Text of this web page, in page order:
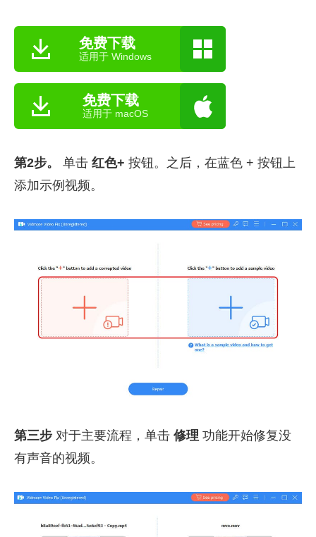
免费下载
适用于 Windows
免费下载
适用于 macOS
第2步。 单击 红色+ 按钮。之后，在蓝色 + 按钮上
添加示例视频。
第三步 对于主要流程，单击 修理 功能开始修复没
有声音的视频。